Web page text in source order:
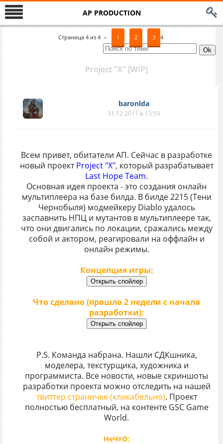
AP PRODUCTION
Страница 4 из 4 « 1 2 3 4
Project "X" [WIP]
baronlda
31.12.2011 в 13:59
Всем привет, обитатели АП. Сейчас в разработке
новый проектProject "X", который разрабатывает
Last Hope Team.
Основная идея проекта - это создания онлайн
мультиплеера на базе билда. В билде 2215 (Тени
Чернобыля) модмейкеру Diablo удалось
заспавнить НПЦ и мутантов в мультиплеере так,
что они двигались по локации, сражались между
собой и актором, реагировали на оффлайн и
онлайн режимы.
Концепция игры:
Что сделано (прошло 2 недели с начала
разработки):
P.S. Команда набрана. Нашли СДКшника,
моделера, текстурщика, художника и
программиста. Все новости, новые скриншоты
разработки проекта можно отследить на нашей
твиттер страничке (кликабельно). Проект
полностью бесплатный, на контенте GSC Game
World.
НеЧтО: